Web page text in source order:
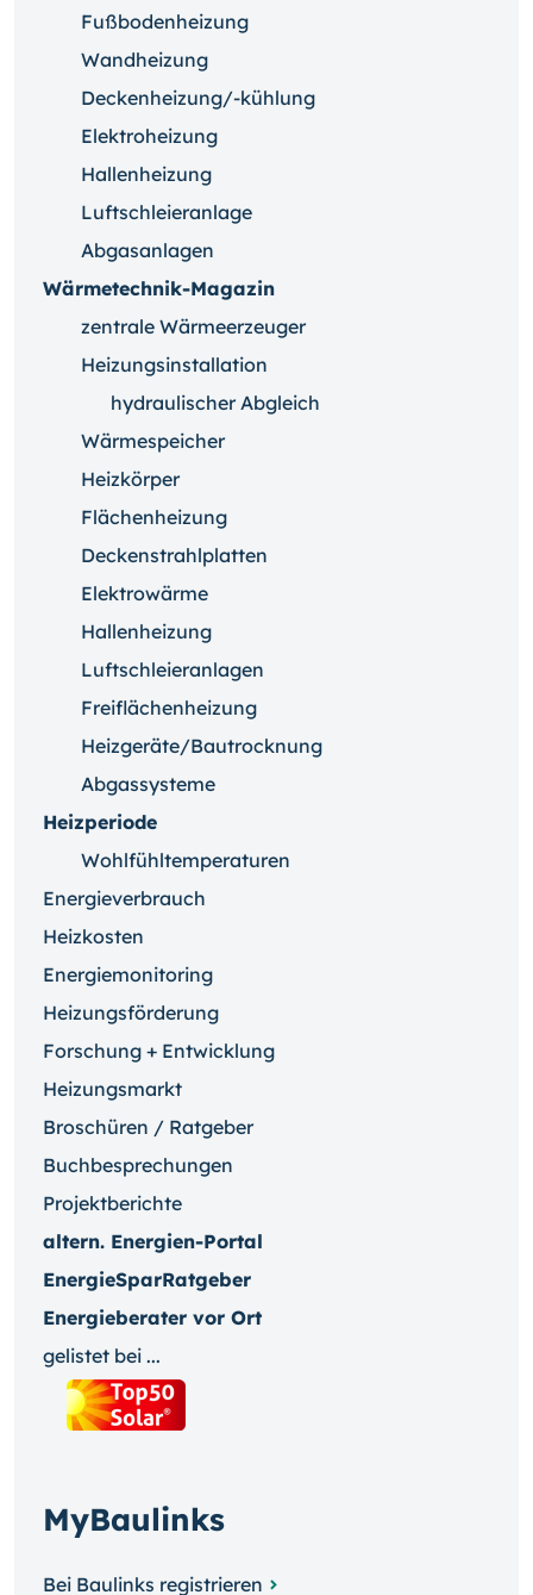
Fußbodenheizung
Wandheizung
Deckenheizung/-kühlung
Elektroheizung
Hallenheizung
Luftschleieranlage
Abgasanlagen
Wärmetechnik-Magazin
zentrale Wärmeerzeuger
Heizungsinstallation
hydraulischer Abgleich
Wärmespeicher
Heizkörper
Flächenheizung
Deckenstrahlplatten
Elektrowärme
Hallenheizung
Luftschleieranlagen
Freiflächenheizung
Heizgeräte/Bautrocknung
Abgassysteme
Heizperiode
Wohlfühltemperaturen
Energieverbrauch
Heizkosten
Energiemonitoring
Heizungsförderung
Forschung + Entwicklung
Heizungsmarkt
Broschüren / Ratgeber
Buchbesprechungen
Projektberichte
altern. Energien-Portal
EnergieSparRatgeber
Energieberater vor Ort
gelistet bei ...
MyBaulinks
Bei Baulinks registrieren